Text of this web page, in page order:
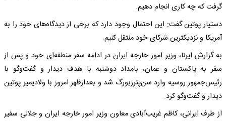
گرفت که چه کاری انجام دهیم.
دستیار پوتین گفت: ‌این احتمال وجود دارد که برخی از دیدگاه‌های خود را به
آمریکا و نزدیکترین شرکای خود منتقل کنیم.
به گزارش ایرنا، وزیر امور خارجه ایران در ادامه سفر منطقه‌ای خود و پس از
سفر به پاکستان و عمان، بامداد دوشنبه با هدف دیدار و گفت‌وگو با
رئیس‌جمهور روسیه وارد سن‌پترزبورگ شد و بعدازظهر امروز با ولادیمیر پوتین
دیدار و گفت‌وگو کرد.
از طرف ایرانی، کاظم غریب‌آبادی معاون وزیر امور خارجه ایران و جلالی سفیر